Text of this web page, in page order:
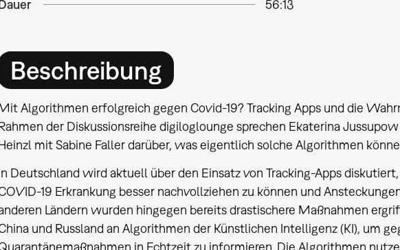
56:13
Beschreibung
Algorithmen erfolgreich gegen Covid-19? Tracking Apps und die
der Diskussionsreihe digiloglounge sprechen Ekaterina
mit Sabine Faller darüber, was eigentlich solche Algorithmen
Deutschland wird aktuell über den Einsatz von Tracking-Apps
19 Erkrankung besser nachvollziehen zu können und
Ländern wurden hingegen bereits drastischere Maßnahmen
und Russland an Algorithmen der Künstlichen Intelligenz (KI), um
in Echtzeit zu informieren. Die Algorithmen